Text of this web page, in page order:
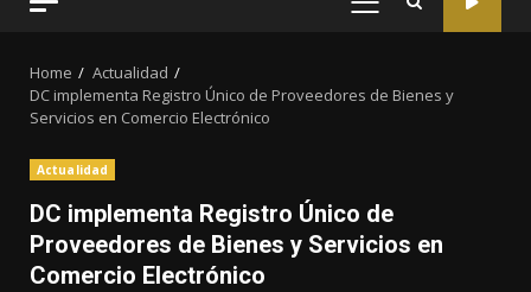
PRIMARY
Home
Actualidad
DC implementa Registro Único de Proveedores de Bienes y
Servicios en Comercio Electrónico
Actualidad
DC implementa Registro Único de
Proveedores de Bienes y Servicios en
Comercio Electrónico